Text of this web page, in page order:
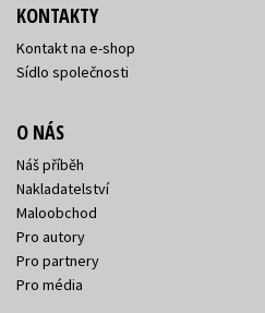
KONTAKTY
Kontakt na e-shop
Sídlo společnosti
O NÁS
Náš příběh
Nakladatelství
Maloobchod
Pro autory
Pro partnery
Pro média